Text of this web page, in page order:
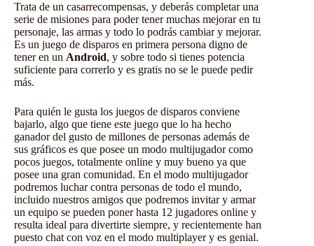
Trata de un casarrecompensas, y deberás completar una
serie de misiones para poder tener muchas mejorar en tu
personaje, las armas y todo lo podrás cambiar y mejorar.
Es un juego de disparos en primera persona digno de
tener en un Android, y sobre todo si tienes potencia
suficiente para correrlo y es gratis no se le puede pedir
más.
Para quién le gusta los juegos de disparos conviene
bajarlo, algo que tiene este juego que lo ha hecho
ganador del gusto de millones de personas además de
sus gráficos es que posee un modo multijugador como
pocos juegos, totalmente online y muy bueno ya que
posee una gran comunidad. En el modo multijugador
podremos luchar contra personas de todo el mundo,
incluido nuestros amigos que podremos invitar y armar
un equipo se pueden poner hasta 12 jugadores online y
resulta ideal para divertirte siempre, y recientemente han
puesto chat con voz en el modo multiplayer y es genial.